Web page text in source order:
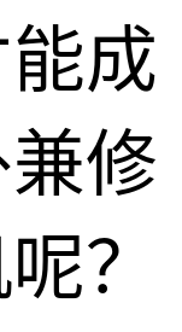
成
修
？